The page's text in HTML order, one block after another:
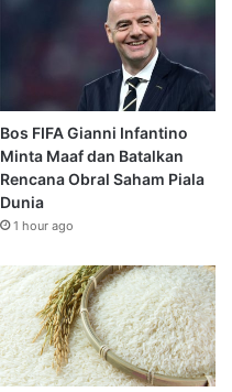
Bos FIFA Gianni Infantino
Minta Maaf dan Batalkan
Rencana Obral Saham Piala
Dunia
1 hour ago